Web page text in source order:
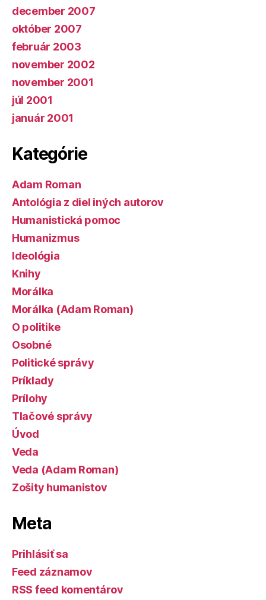
december 2007
október 2007
február 2003
november 2002
november 2001
júl 2001
január 2001
Kategórie
Adam Roman
Antológia z diel iných autorov
Humanistická pomoc
Humanizmus
Ideológia
Knihy
Morálka
Morálka (Adam Roman)
O politike
Osobné
Politické správy
Príklady
Prílohy
Tlačové správy
Úvod
Veda
Veda (Adam Roman)
Zošity humanistov
Meta
Prihlásiť sa
Feed záznamov
RSS feed komentárov